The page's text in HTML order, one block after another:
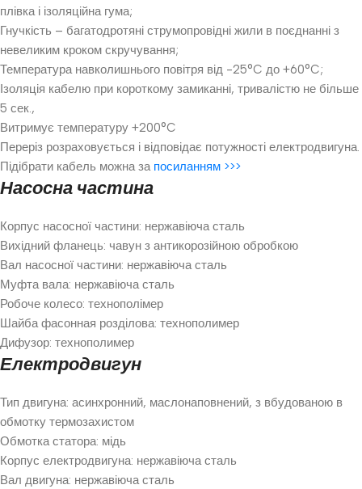
плівка і ізоляційна гума;
Гнучкість – багатодротяні струмопровідні жили в поєднанні з
невеликим кроком скручування;
Температура навколишнього повітря від -25°C до +60°C;
Ізоляція кабелю при короткому замиканні, тривалістю не більше
5 сек.,
Витримує температуру +200°C
Переріз розраховується і відповідає потужності електродвигуна.
Підібрати кабель можна за посиланням >>>
Насосна частина
Корпус насосної частини: нержавіюча сталь
Вихідний фланець: чавун з антикорозійною обробкою
Вал насосної частини: нержавіюча сталь
Муфта вала: нержавіюча сталь
Робоче колесо: технополімер
Шайба фасонная розділова: технополимер
Дифузор: технополимер
Електродвигун
Тип двигуна: асинхронний, маслонаповнений, з вбудованою в
обмотку термозахистом
Обмотка статора: мідь
Корпус електродвигуна: нержавіюча сталь
Вал двигуна: нержавіюча сталь